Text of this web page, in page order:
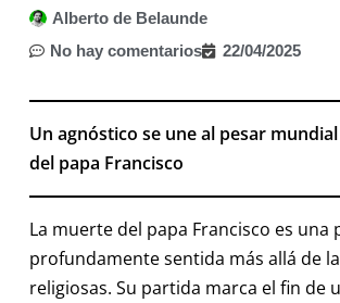
Alberto de Belaunde
No hay comentarios
22/04/2025
Un agnóstico se une al pesar
del papa Francisco
La muerte del papa Francisco es una
profundamente sentida más allá de
religiosas. Su partida marca el fin de